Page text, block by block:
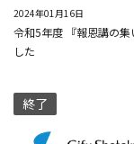
2024年01月16日
令和5年度 『報恩講の集
した
終了